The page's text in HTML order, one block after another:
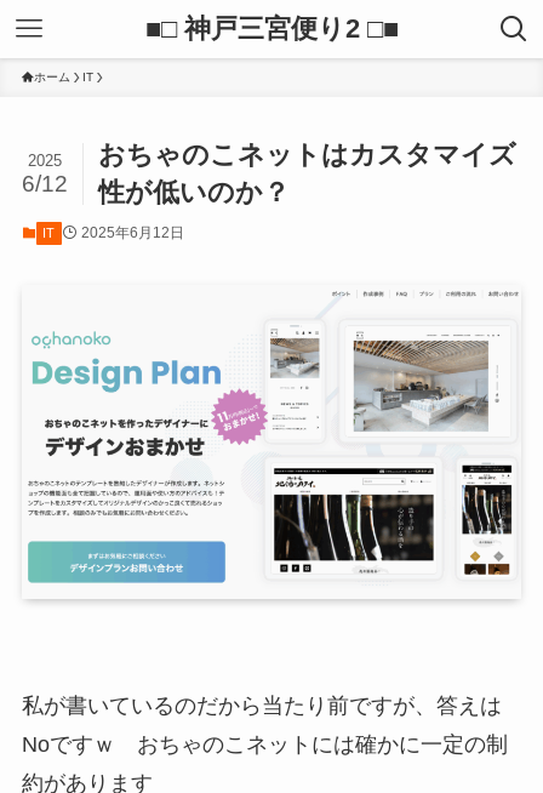
■□ 神戸三宮便り2 □■
ホーム IT
おちゃのこネットはカスタマイズ
性が低いのか？
2025
6/12
IT 2025年6月12日
私が書いているのだから当たり前ですが、答えは
Noですｗ おちゃのこネットには確かに一定の制
約があります